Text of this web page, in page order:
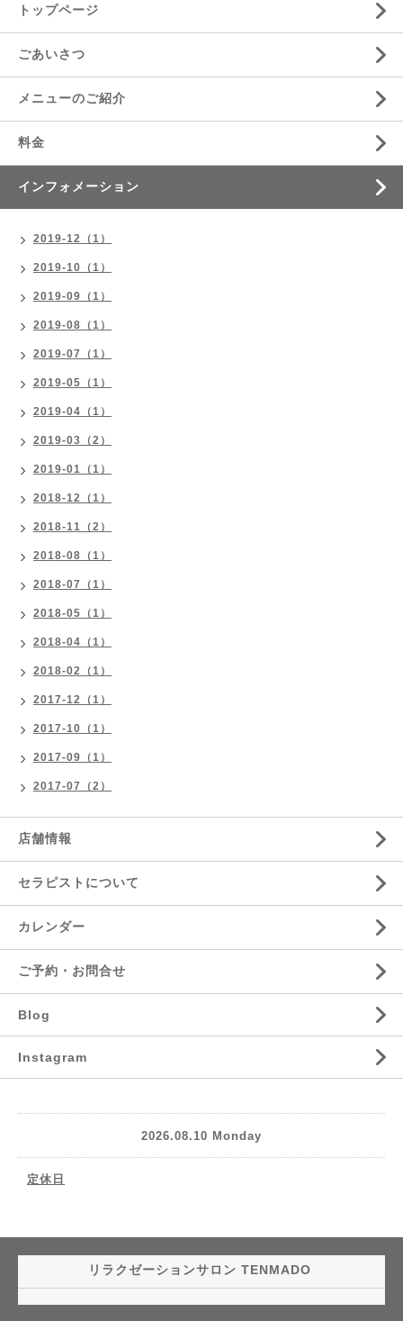
トップページ
ごあいさつ
メニューのご紹介
料金
インフォメーション
2019-12（1）
2019-10（1）
2019-09（1）
2019-08（1）
2019-07（1）
2019-05（1）
2019-04（1）
2019-03（2）
2019-01（1）
2018-12（1）
2018-11（2）
2018-08（1）
2018-07（1）
2018-05（1）
2018-04（1）
2018-02（1）
2017-12（1）
2017-10（1）
2017-09（1）
2017-07（2）
店舗情報
セラピストについて
カレンダー
ご予約・お問合せ
Blog
Instagram
2026.08.10 Monday
定休日
リラクゼーションサロン TENMADO